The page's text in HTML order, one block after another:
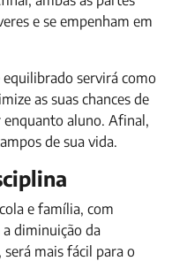
e se empenham em
equilibrado servirá como
as suas chances de
aluno. Afinal,
de sua vida.
e família, com
diminuição da
mais fácil para o